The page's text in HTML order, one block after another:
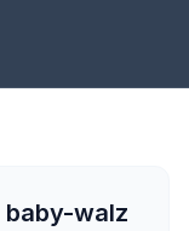
baby-walz